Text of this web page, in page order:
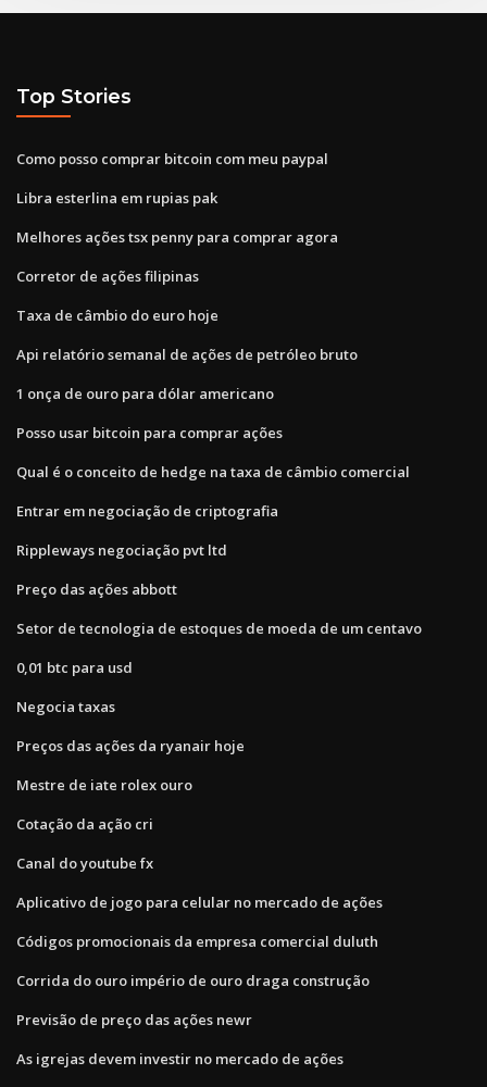
Top Stories
Como posso comprar bitcoin com meu paypal
Libra esterlina em rupias pak
Melhores ações tsx penny para comprar agora
Corretor de ações filipinas
Taxa de câmbio do euro hoje
Api relatório semanal de ações de petróleo bruto
1 onça de ouro para dólar americano
Posso usar bitcoin para comprar ações
Qual é o conceito de hedge na taxa de câmbio comercial
Entrar em negociação de criptografia
Rippleways negociação pvt ltd
Preço das ações abbott
Setor de tecnologia de estoques de moeda de um centavo
0,01 btc para usd
Negocia taxas
Preços das ações da ryanair hoje
Mestre de iate rolex ouro
Cotação da ação cri
Canal do youtube fx
Aplicativo de jogo para celular no mercado de ações
Códigos promocionais da empresa comercial duluth
Corrida do ouro império de ouro draga construção
Previsão de preço das ações newr
As igrejas devem investir no mercado de ações